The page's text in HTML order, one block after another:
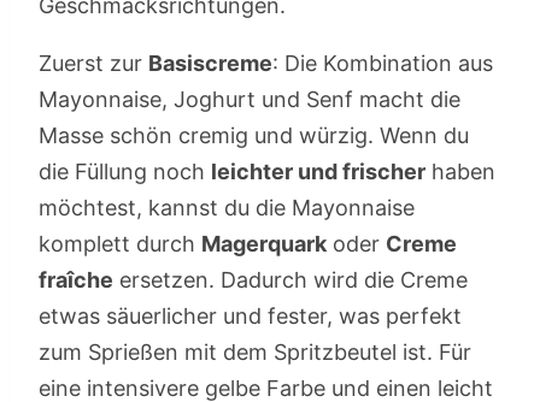
Geschmacksrichtungen.
Zuerst zur Basiscreme: Die Kombination aus
Mayonnaise, Joghurt und Senf macht die
Masse schön cremig und würzig. Wenn du
die Füllung noch leichter und frischer haben
möchtest, kannst du die Mayonnaise
komplett durch Magerquark oder Creme
fraîche ersetzen. Dadurch wird die Creme
etwas säuerlicher und fester, was perfekt
zum Sprießen mit dem Spritzbeutel ist. Für
eine intensivere gelbe Farbe und einen leicht